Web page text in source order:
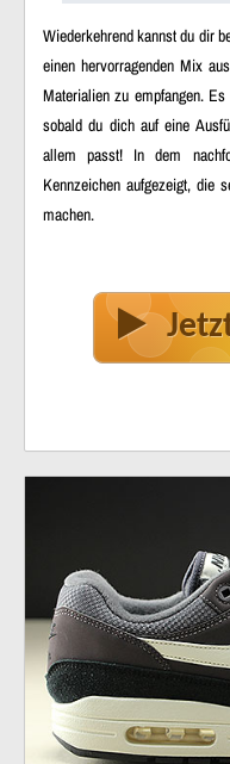
Wiederkehrend kannst du dir
einen hervorragenden Mix
Materialien zu empfangen.
sobald du dich auf eine
allem passt! In dem
Kennzeichen aufgezeigt, die
machen.